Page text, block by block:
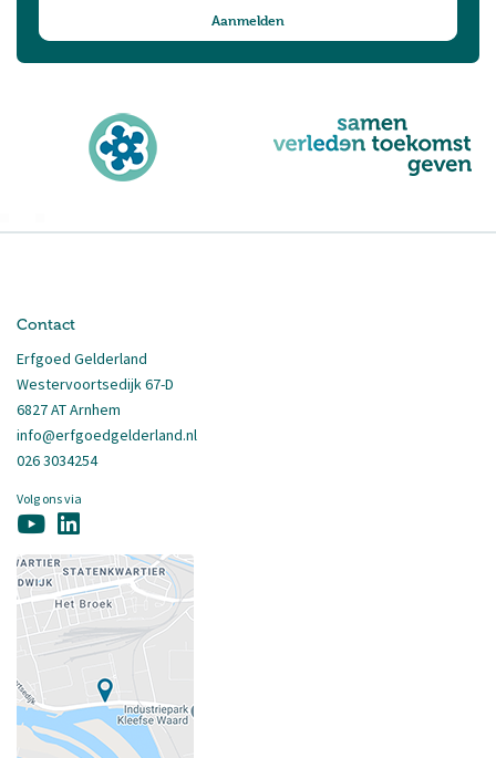
Contact
Erfgoed Gelderland
Westervoortsedijk 67-D
6827 AT Arnhem
info@erfgoedgelderland.nl
026 3034254
Volg ons via